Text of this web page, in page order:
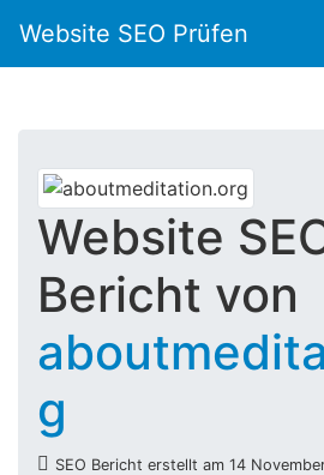
Website SEO Prüfen
Website
Bericht von
g
SEO Bericht erstellt am 14